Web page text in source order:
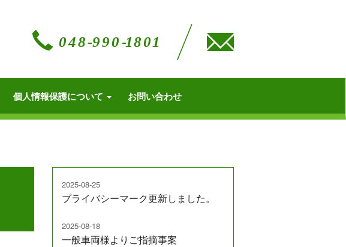
個人情報保護について お問い合わせ
2025-08-25
プライバシーマーク更新しました。
2025-08-18
一般車両様よりご指摘事案